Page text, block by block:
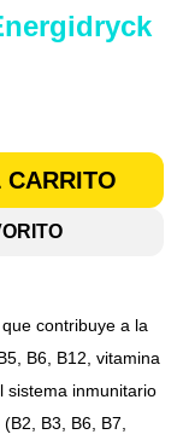
contribuye a la
B6, B12, vitamina
sistema inmunitario
B3, B6, B7,